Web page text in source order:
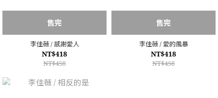
售完
李佳薇 / 感謝愛人
NT$418
NT$458
售完
李佳薇 / 愛的風暴
NT$418
NT$458